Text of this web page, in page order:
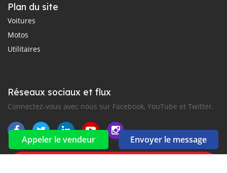
Appeler le vendeur Envoyer le message
Plan du site
Voitures
Motos
Utilitaires
Réseaux sociaux et flux
Connectez-vous avec nous sur Facebook, YouTube et Twitter.